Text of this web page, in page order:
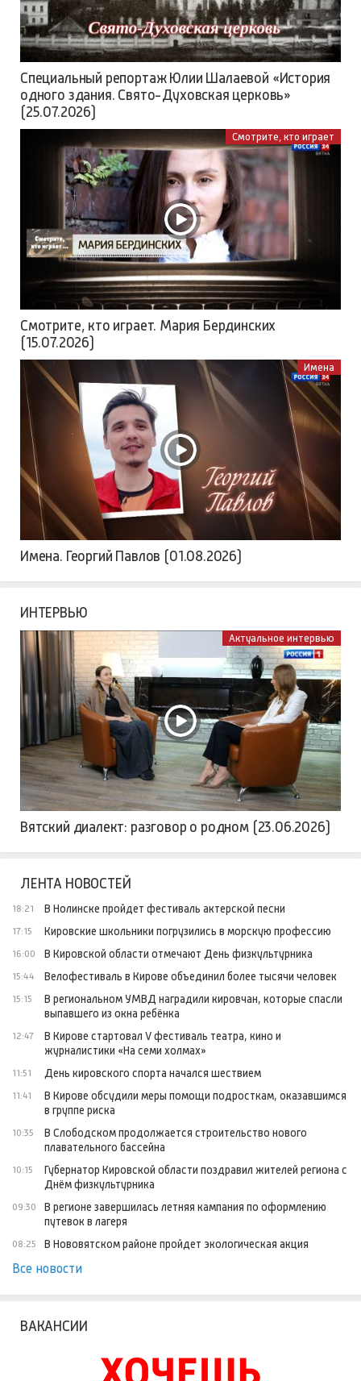
Специальный репортаж Юлии Шалаевой «История
одного здания. Свято-Духовская церковь»
(25.07.2026)
Смотрите, кто играет
Смотрите, кто играет. Мария Бердинских
(15.07.2026)
Имена
Имена. Георгий Павлов (01.08.2026)
ИНТЕРВЬЮ
Актуальное интервью
Вятский диалект: разговор о родном (23.06.2026)
ЛЕНТА НОВОСТЕЙ
18:21 В Нолинске пройдет фестиваль актерской песни
17:15 Кировские школьники погрузились в морскую профессию
16:00 В Кировской области отмечают День физкультурника
15:44 Велофестиваль в Кирове объединил более тысячи человек
15:15
В региональном УМВД наградили кировчан, которые спасли
выпавшего из окна ребёнка
12:47
В Кирове стартовал V фестиваль театра, кино и
журналистики «На семи холмах»
11:51 День кировского спорта начался шествием
11:41
В Кирове обсудили меры помощи подросткам, оказавшимся
в группе риска
10:35
В Слободском продолжается строительство нового
плавательного бассейна
10:15
Губернатор Кировской области поздравил жителей региона с
Днём физкультурника
09:30
В регионе завершилась летняя кампания по оформлению
путевок в лагеря
08:25 В Нововятском районе пройдет экологическая акция
Все новости
ВАКАНСИИ